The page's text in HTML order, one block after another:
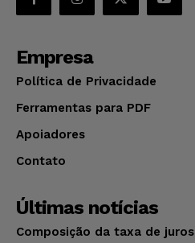
Empresa
Política de Privacidade
Ferramentas para PDF
Apoiadores
Contato
Últimas notícias
Composição da taxa de juros